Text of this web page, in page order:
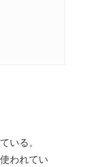
いる。
われてい